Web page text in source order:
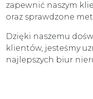
zapewnić naszym
oraz sprawdzone
Dzięki naszemu
klientów, jesteśmy
najlepszych biur